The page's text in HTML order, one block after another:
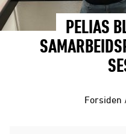
PELIAS
Forsiden